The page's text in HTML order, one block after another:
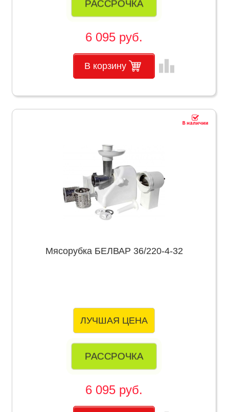
РАССРОЧКА
6 095 руб.
В корзину leaderboard
Мясорубка БЕЛВАР 36/220-4-32
ЛУЧШАЯ ЦЕНА
РАССРОЧКА
6 095 руб.